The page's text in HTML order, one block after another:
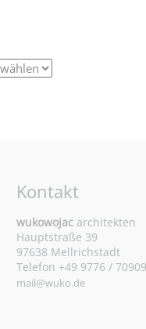
Kontakt
wukowojacarchitekten
Hauptstraße 39
97638 Mellrichstadt
Telefon +49 9776 /
mail@wuko.de